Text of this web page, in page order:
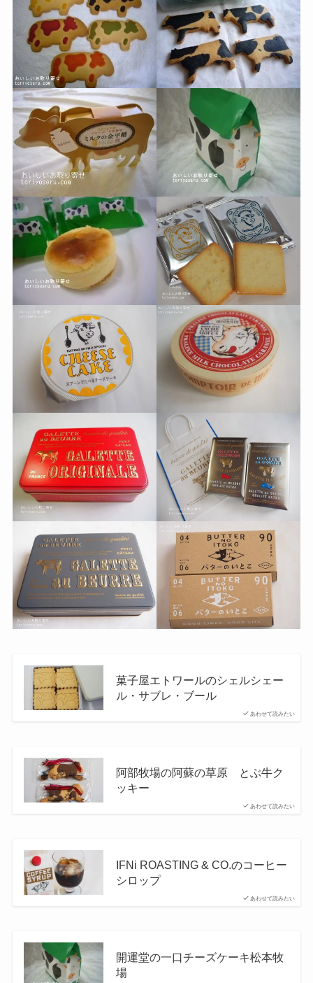
あわせて読みたい
菓子屋エトワールのシェルシェー
ル・サブレ・ブール
あわせて読みたい
阿部牧場の阿蘇の草原 とぶ牛ク
ッキー
あわせて読みたい
IFNi ROASTING & CO.のコーヒー
シロップ
開運堂の一口チーズケーキ松本牧
場